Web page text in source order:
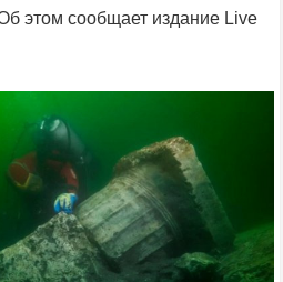
этом сообщает издание Live